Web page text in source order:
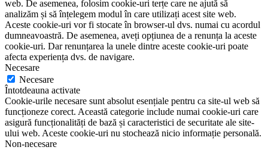
web. De asemenea, folosim cookie-uri terțe care ne ajută să
analizăm și să înțelegem modul în care utilizați acest site web.
Aceste cookie-uri vor fi stocate în browser-ul dvs. numai cu acordul
dumneavoastră. De asemenea, aveți opțiunea de a renunța la aceste
cookie-uri. Dar renunțarea la unele dintre aceste cookie-uri poate
afecta experiența dvs. de navigare.
Necesare
Necesare
Întotdeauna activate
Cookie-urile necesare sunt absolut esențiale pentru ca site-ul web să
funcționeze corect. Această categorie include numai cookie-uri care
asigură funcționalități de bază și caracteristici de securitate ale site-
ului web. Aceste cookie-uri nu stochează nicio informație personală.
Non-necesare